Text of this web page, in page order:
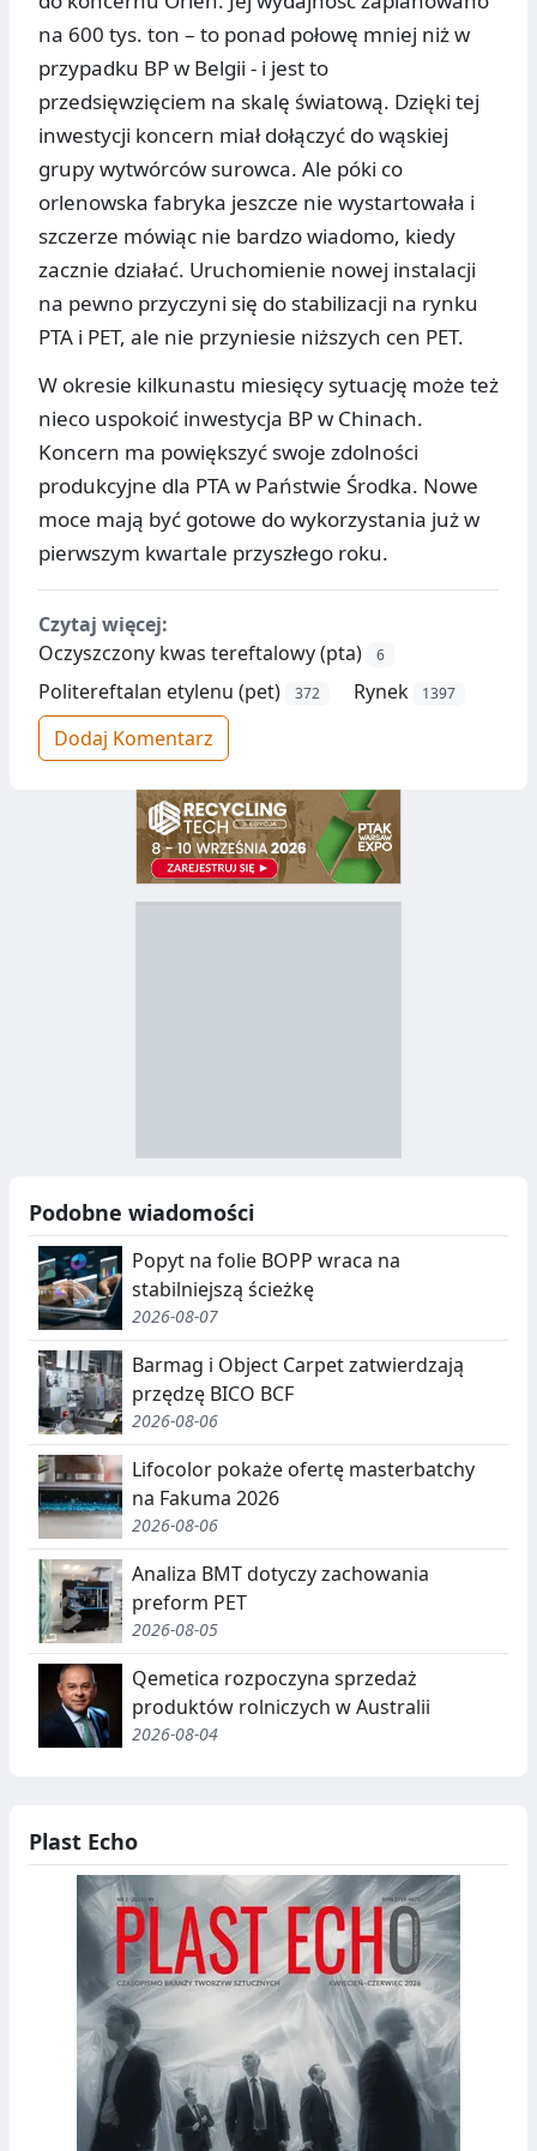
na 600 tys. ton – to ponad połowę mniej niż w
przypadku BP w Belgii - i jest to
przedsięwzięciem na skalę światową. Dzięki tej
inwestycji koncern miał dołączyć do wąskiej
grupy wytwórców surowca. Ale póki co
orlenowska fabryka jeszcze nie wystartowała i
szczerze mówiąc nie bardzo wiadomo, kiedy
zacznie działać. Uruchomienie nowej instalacji
na pewno przyczyni się do stabilizacji na rynku
PTA i PET, ale nie przyniesie niższych cen PET.
W okresie kilkunastu miesięcy sytuację może też
nieco uspokoić inwestycja BP w Chinach.
Koncern ma powiększyć swoje zdolności
produkcyjne dla PTA w Państwie Środka. Nowe
moce mają być gotowe do wykorzystania już w
pierwszym kwartale przyszłego roku.
Czytaj więcej:
Oczyszczony kwas tereftalowy (pta)
6
Politereftalan etylenu (pet) 372 Rynek 1397
Dodaj Komentarz
N
I
E
,
S
E
G
R
E
G
A
C
J
A
,
C
Y
K
L
I
N
G
B
U
C
J
A
O
D
B
I
Podobne wiadomości
Popyt na folie BOPP wraca na
stabilniejszą ścieżkę
2026-08-07
Barmag i Object Carpet zatwierdzają
przędzę BICO BCF
2026-08-06
Lifocolor pokaże ofertę masterbatchy
na Fakuma 2026
2026-08-06
Analiza BMT dotyczy zachowania
preform PET
2026-08-05
Qemetica rozpoczyna sprzedaż
produktów rolniczych w Australii
2026-08-04
Plast Echo